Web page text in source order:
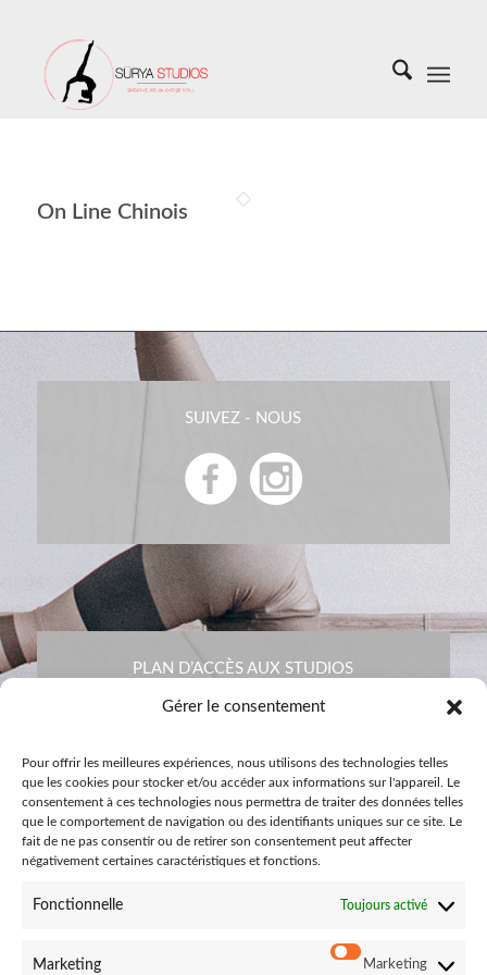
Gérer le consentement
Pour offrir les meilleures expériences, nous utilisons des technologies telles
que les cookies pour stocker et/ou accéder aux informations sur l'appareil. Le
consentement à ces technologies nous permettra de traiter des données telles
que le comportement de navigation ou des identifiants uniques sur ce site. Le
fait de ne pas consentir ou de retirer son consentement peut affecter
négativement certaines caractéristiques et fonctions.
Fonctionnelle Toujours activé
Marketing Marketing
On Line Chinois
SUIVEZ - NOUS
PLAN D’ACCÈS AUX STUDIOS